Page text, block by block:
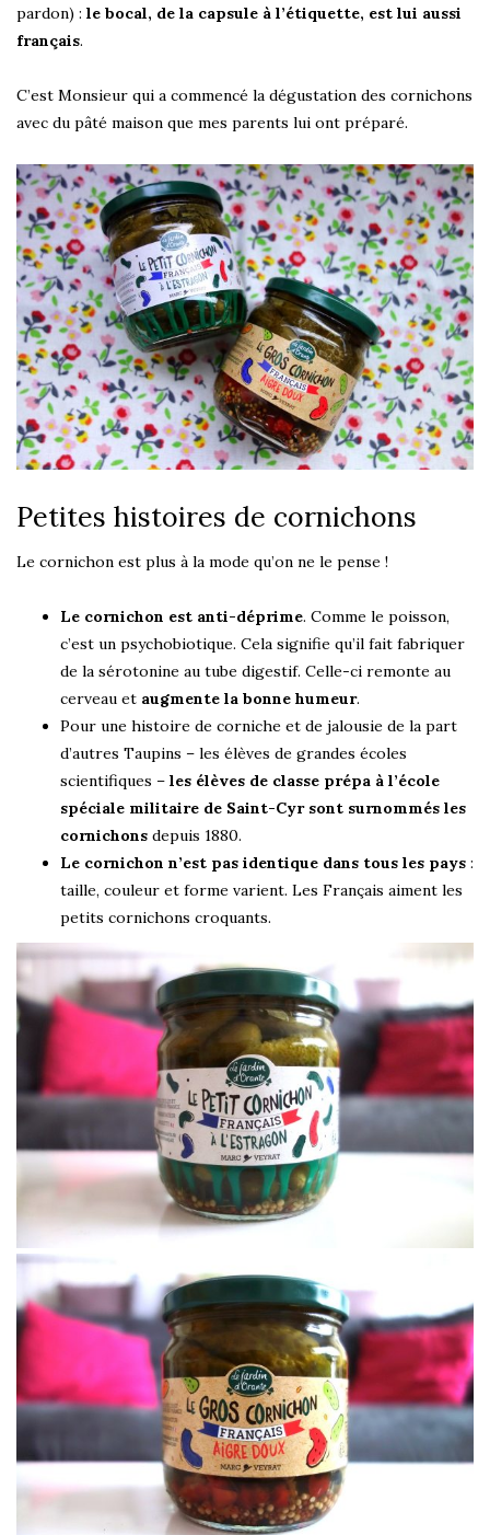
pardon) : le bocal, de la capsule à l’étiquette, est lui aussi
français.
C’est Monsieur qui a commencé la dégustation des cornichons
avec du pâté maison que mes parents lui ont préparé.
Petites histoires de cornichons
Le cornichon est plus à la mode qu’on ne le pense !
Le cornichon est anti-déprime. Comme le poisson,
c’est un psychobiotique. Cela signifie qu’il fait fabriquer
de la sérotonine au tube digestif. Celle-ci remonte au
cerveau et augmente la bonne humeur.
Pour une histoire de corniche et de jalousie de la part
d’autres Taupins – les élèves de grandes écoles
scientifiques – les élèves de classe prépa à l’école
spéciale militaire de Saint-Cyr sont surnommés les
cornichons depuis 1880.
Le cornichon n’est pas identique dans tous les pays :
taille, couleur et forme varient. Les Français aiment les
petits cornichons croquants.